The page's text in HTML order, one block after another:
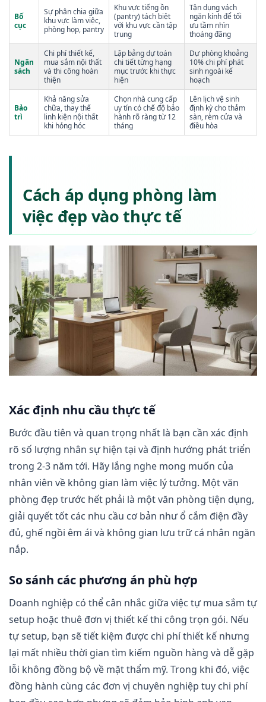
Bố
cục
Sự phân chia giữa
khu vực làm việc,
phòng họp, pantry
Khu vực tiếng ồn
(pantry) tách biệt
với khu vực cần tập
trung
Tận dụng vách
ngăn kính để tối
ưu tầm nhìn
thoáng đãng
Ngân
sách
Chi phí thiết kế,
mua sắm nội thất
và thi công hoàn
thiện
Lập bảng dự toán
chi tiết từng hạng
mục trước khi thực
hiện
Dự phòng khoảng
10% chi phí phát
sinh ngoài kế
hoạch
Bảo
trì
Khả năng sửa
chữa, thay thế
linh kiện nội thất
khi hỏng hóc
Chọn nhà cung cấp
uy tín có chế độ bảo
hành rõ ràng từ 12
tháng
Lên lịch vệ sinh
định kỳ cho thảm
sàn, rèm cửa và
điều hòa
Cách áp dụng phòng làm
việc đẹp vào thực tế
Xác định nhu cầu thực tế
Bước đầu tiên và quan trọng nhất là bạn cần xác định
rõ số lượng nhân sự hiện tại và định hướng phát triển
trong 2-3 năm tới. Hãy lắng nghe mong muốn của
nhân viên về không gian làm việc lý tưởng. Một văn
phòng đẹp trước hết phải là một văn phòng tiện dụng,
giải quyết tốt các nhu cầu cơ bản như ổ cắm điện đầy
đủ, ghế ngồi êm ái và không gian lưu trữ cá nhân ngăn
nắp.
So sánh các phương án phù hợp
Doanh nghiệp có thể cân nhắc giữa việc tự mua sắm tự
setup hoặc thuê đơn vị thiết kế thi công trọn gói. Nếu
tự setup, bạn sẽ tiết kiệm được chi phí thiết kế nhưng
lại mất nhiều thời gian tìm kiếm nguồn hàng và dễ gặp
lỗi không đồng bộ về mặt thẩm mỹ. Trong khi đó, việc
đồng hành cùng các đơn vị chuyên nghiệp tuy chi phí